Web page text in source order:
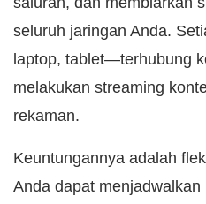
seluruh jaringan Anda.
laptop, tablet—terhubung
melakukan streaming
rekaman.
Keuntungannya adalah
Anda dapat